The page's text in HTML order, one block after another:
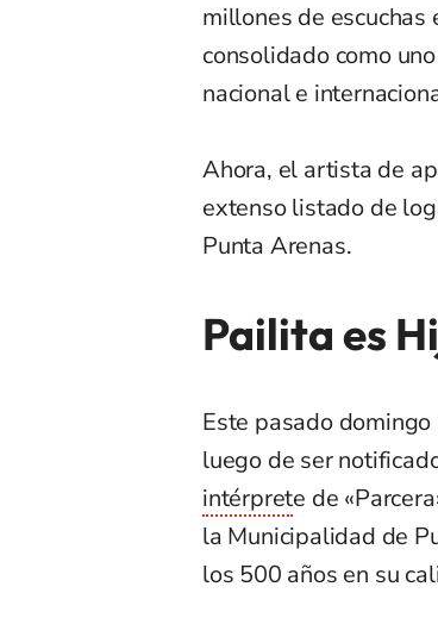
millones de
consolidado como
nacional e
Ahora, el artista de
extenso listado de
Punta Arenas.
Pailita es
Este pasado
luego de ser
intérprete de
la Municipalidad de
los 500 años en su